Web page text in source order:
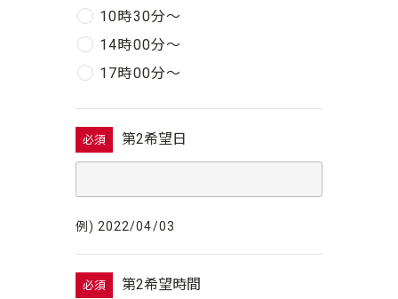
10時30分〜
14時00分〜
17時00分〜
必須 第2希望日
例) 2022/04/03
必須 第2希望時間